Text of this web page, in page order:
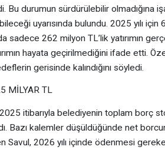
Bu durumun sürdürülebilir olmadığına
uyarısında bulundu. 2025 yılı için
sadece 262 milyon TL’lik yatırımın
hayata geçirilmediğini ifade etti.
gerisinde kalındığını söyledi.
MİLYAR TL
2025 itibarıyla belediyenin toplam borç
Bazı kalemler düşüldüğünde net
Savul, 2026 yılı içinde ödenmesi